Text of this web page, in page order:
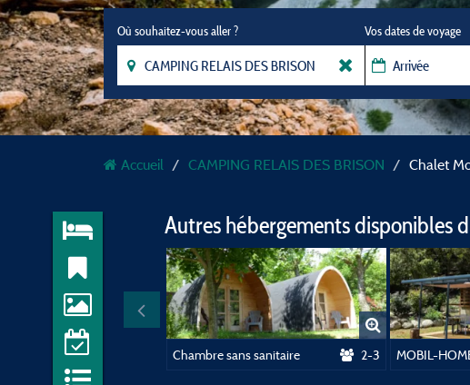
Où souhaitez-vous aller ? Vos dates de voyage
Accueil CAMPING RELAIS DES BRISON Chalet
Autres hébergements disponibles
Chambre sans sanitaire 2-3 MOBIL-